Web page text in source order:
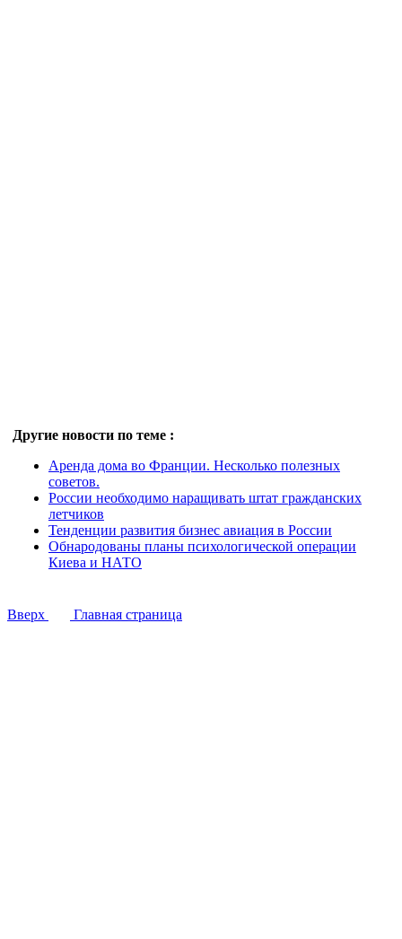
Другие новости по теме :
Аренда дома во Франции. Несколько полезных
советов.
России необходимо наращивать штат гражданских
летчиков
Тенденции развития бизнес авиация в России
Обнародованы планы психологической операции
Киева и НАТО
Вверх Главная страница